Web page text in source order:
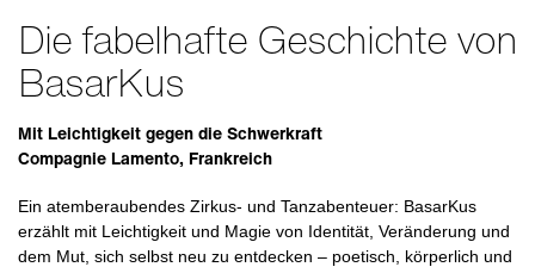
Die fabelhafte Geschichte von
BasarKus
Mit Leichtigkeit gegen die Schwerkraft
Compagnie Lamento, Frankreich
Ein atemberaubendes Zirkus- und Tanzabenteuer: BasarKus
erzählt mit Leichtigkeit und Magie von Identität, Veränderung und
dem Mut, sich selbst neu zu entdecken – poetisch, körperlich und